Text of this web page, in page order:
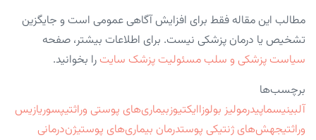
مطالب این مقاله فقط برای افزایش آگاهی عمومی است و جایگزین
تشخیص یا درمان پزشکی نیست. برای اطلاعات بیشتر، صفحه
سیاست پزشکی و سلب مسئولیت پزشک سایت را بخوانید.
برچسب‌ها
آلبینیسماپیدرمولیز بولوزاایکتیوزبیماری‌های پوستی وراثتیپسوریازیس
وراثتیجهش‌های ژنتیکی پوستدرمان بیماری‌های پوستیژن‌درمانی